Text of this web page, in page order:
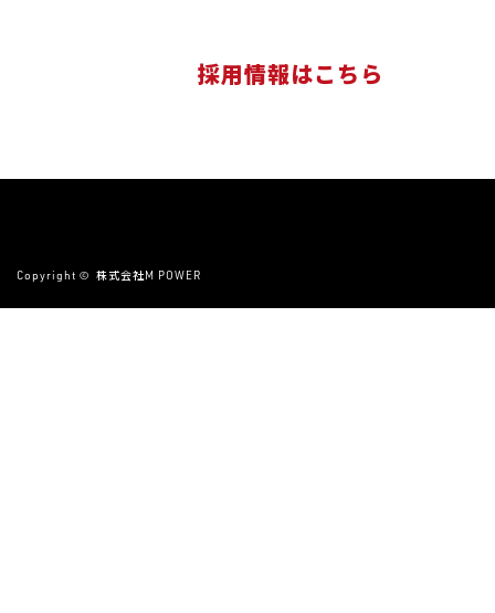
採用情報はこちら
Copyright © 株式会社M POWER